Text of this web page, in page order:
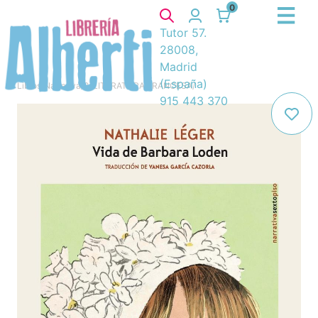
0
Tutor 57.
28008,
Madrid
(España)
915 443 370
Libros Narrativa/ 8. LITERATURA FRANCESA/